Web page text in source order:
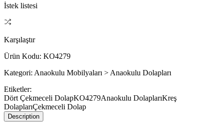
İstek listesi
Karşılaştır
Ürün Kodu: KO4279
Kategori: Anaokulu Mobilyaları > Anaokulu Dolapları
Etiketler:
Dört Çekmeceli DolapKO4279Anaokulu DolaplarıKreş
DolaplarıÇekmeceli Dolap
Description